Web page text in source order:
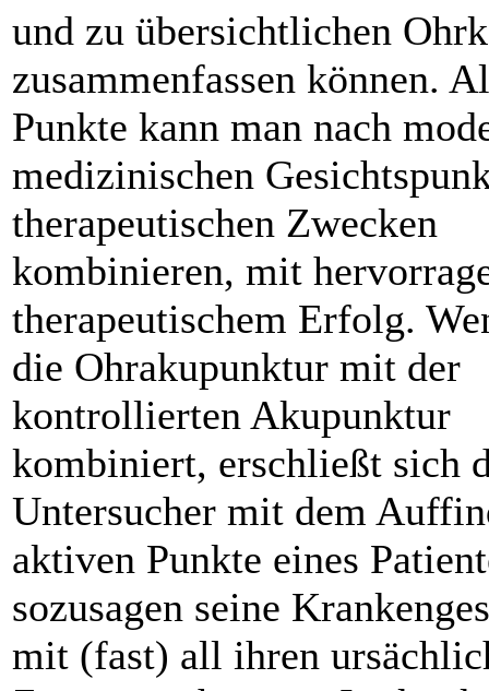
und zu übersichtlichen
zusammenfassen können.
Punkte kann man nach
medizinischen
therapeutischen Zwecken
kombinieren, mit
therapeutischem Erfolg.
die Ohrakupunktur mit der
kontrollierten Akupunktur
kombiniert, erschließt sich
Untersucher mit dem
aktiven Punkte eines
sozusagen seine
mit (fast) all ihren